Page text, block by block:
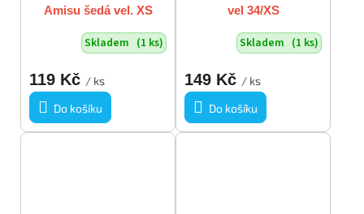
Amisu šedá vel. XS
Skladem (1 ks)
119 Kč / ks
Do košíku
vel 34/XS
Skladem (1 ks)
149 Kč / ks
Do košíku